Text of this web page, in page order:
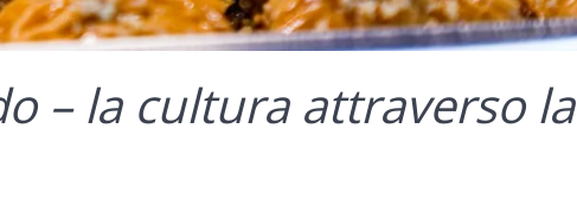
– la cultura attraverso la